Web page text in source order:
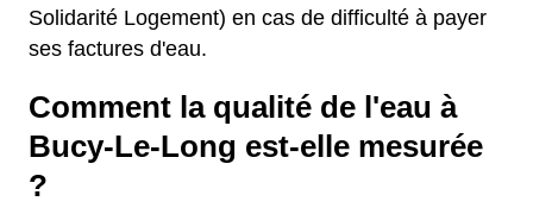
Solidarité Logement) en cas de difficulté à payer
ses factures d'eau.
Comment la qualité de l'eau à
Bucy-Le-Long est-elle mesurée
?